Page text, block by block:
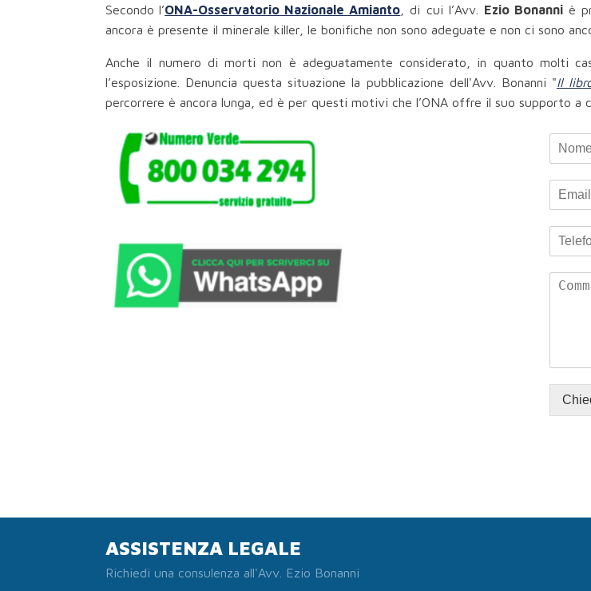
Secondo l’ONA-Osservatorio Nazionale Amianto , di cui l’Avv. Ezio Bonanniè
ancora è presente il minerale killer, le bonifiche non sono adeguate e non ci sono
Anche il numero di morti non è adeguatamente considerato, in quanto molti
l’esposizione. Denuncia questa situazione la pubblicazione dell'Avv. Bonanni "Il
percorrere è ancora lunga, ed è per questi motivi che l’ONA offre il suo supporto a
ASSISTENZA LEGALE
Richiedi una consulenza all'Avv. Ezio Bonanni